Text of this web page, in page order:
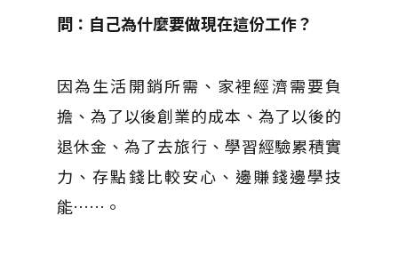
問：自己為什麼要做現在這份工作？
因為生活開銷所需、家裡經濟需要負
擔、為了以後創業的成本、為了以後的
退休金、為了去旅行、學習經驗累積實
力、存點錢比較安心、邊賺錢邊學技
能……。